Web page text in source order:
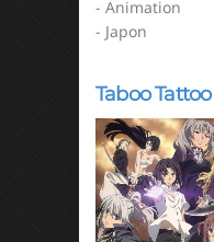
- Animation
- Japon
Taboo Tattoo